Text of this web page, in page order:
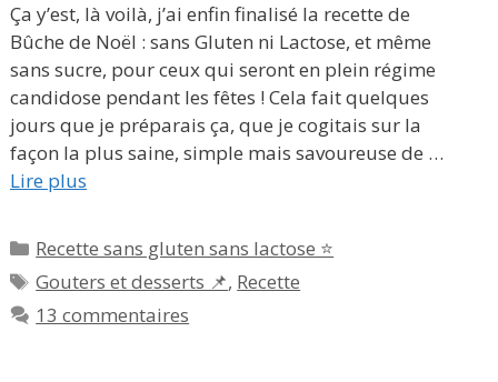
Ça y’est, là voilà, j’ai enfin finalisé la recette de
Bûche de Noël : sans Gluten ni Lactose, et même
sans sucre, pour ceux qui seront en plein régime
candidose pendant les fêtes ! Cela fait quelques
jours que je préparais ça, que je cogitais sur la
façon la plus saine, simple mais savoureuse de …
Lire plus
Catégories
Recette sans gluten sans lactose ⭐
Étiquettes
Gouters et desserts 📌, Recette
13 commentaires